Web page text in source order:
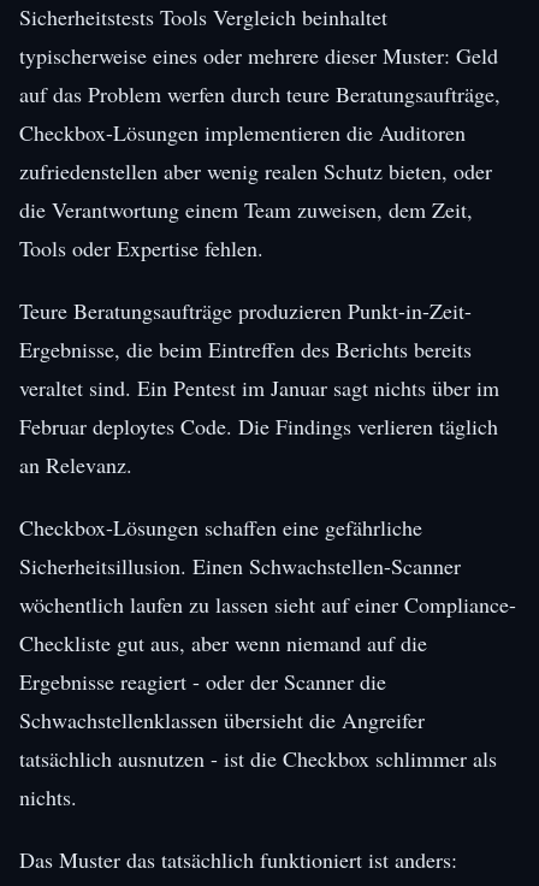
Sicherheitstests Tools Vergleich beinhaltet
typischerweise eines oder mehrere dieser Muster: Geld
auf das Problem werfen durch teure Beratungsaufträge,
Checkbox-Lösungen implementieren die Auditoren
zufriedenstellen aber wenig realen Schutz bieten, oder
die Verantwortung einem Team zuweisen, dem Zeit,
Tools oder Expertise fehlen.
Teure Beratungsaufträge produzieren Punkt-in-Zeit-
Ergebnisse, die beim Eintreffen des Berichts bereits
veraltet sind. Ein Pentest im Januar sagt nichts über im
Februar deploytes Code. Die Findings verlieren täglich
an Relevanz.
Checkbox-Lösungen schaffen eine gefährliche
Sicherheitsillusion. Einen Schwachstellen-Scanner
wöchentlich laufen zu lassen sieht auf einer Compliance-
Checkliste gut aus, aber wenn niemand auf die
Ergebnisse reagiert - oder der Scanner die
Schwachstellenklassen übersieht die Angreifer
tatsächlich ausnutzen - ist die Checkbox schlimmer als
nichts.
Das Muster das tatsächlich funktioniert ist anders: